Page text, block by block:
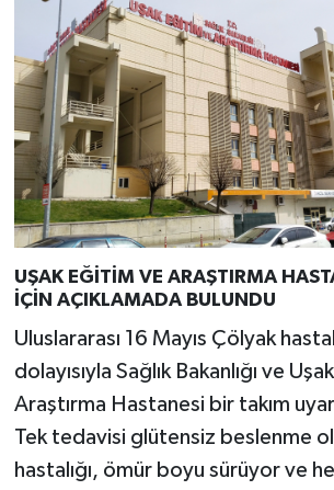
UŞAK EĞİTİM VE ARAŞTIRMA
İÇİN AÇIKLAMADA BULUNDU
Uluslararası 16 Mayıs Çölyak
dolayısıyla Sağlık Bakanlığı ve
Araştırma Hastanesi bir takım
Tek tedavisi glütensiz beslenme
hastalığı, ömür boyu sürüyor ve